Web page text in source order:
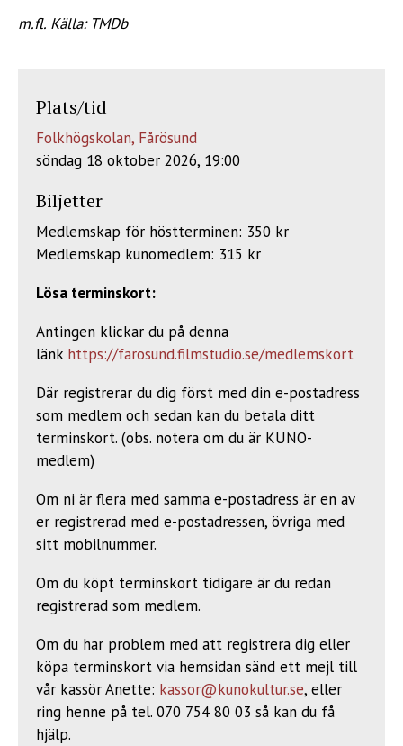
m.fl. Källa: TMDb
Plats/tid
Folkhögskolan, Fårösund
söndag 18 oktober 2026, 19:00
Biljetter
Medlemskap för höstterminen: 350 kr
Medlemskap kunomedlem: 315 kr
Lösa terminskort:
Antingen klickar du på denna
länk https://farosund.filmstudio.se/medlemskort
Där registrerar du dig först med din e-postadress
som medlem och sedan kan du betala ditt
terminskort. (obs. notera om du är KUNO-
medlem)
Om ni är flera med samma e-postadress är en av
er registrerad med e-postadressen, övriga med
sitt mobilnummer.
Om du köpt terminskort tidigare är du redan
registrerad som medlem.
Om du har problem med att registrera dig eller
köpa terminskort via hemsidan sänd ett mejl till
vår kassör Anette: kassor@kunokultur.se, eller
ring henne på tel. 070 754 80 03 så kan du få
hjälp.